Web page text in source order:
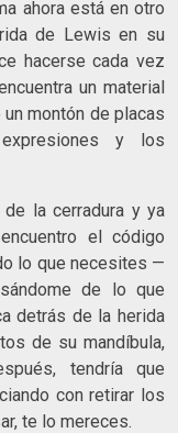
ahora está en otro
de Lewis en su
hacerse cada vez
un material
montón de placas
y los
la cerradura y ya
el código
lo que necesites —
de lo que
detrás de la herida
de su mandíbula,
tendría que
con retirar los
te lo mereces.